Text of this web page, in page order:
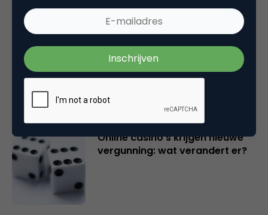
Marketingfacts Zomercheck –
Durk Bosma
Online casino’s krijgen nieuwe
vergunning: wat verandert er?